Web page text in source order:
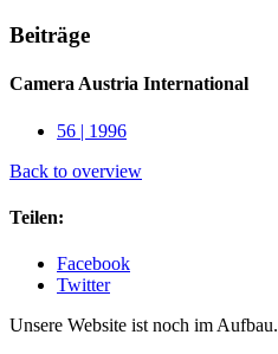
Beiträge
Camera Austria International
56 | 1996
Back to overview
Teilen:
Facebook
Twitter
Unsere Website ist noch im Aufbau.